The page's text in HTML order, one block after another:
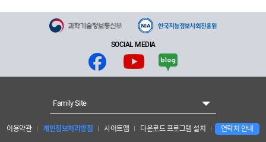
SOCIAL MEDIA
이용약관 개인정보처리방침 사이트맵 다운로드 프로그램 설치 연락처 안내
Family Site